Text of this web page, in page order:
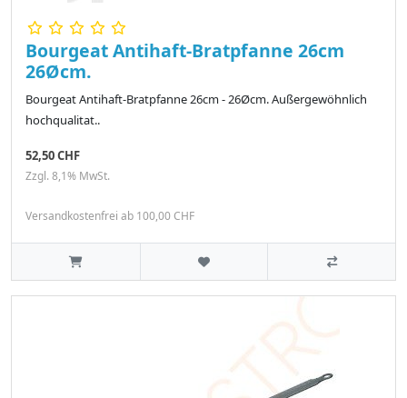
Bourgeat Antihaft-Bratpfanne 26cm
26Øcm.
Bourgeat Antihaft-Bratpfanne 26cm - 26Øcm. Außergewöhnlich
hochqualitat..
52,50 CHF
Zzgl. 8,1% MwSt.
Versandkostenfrei ab 100,00 CHF